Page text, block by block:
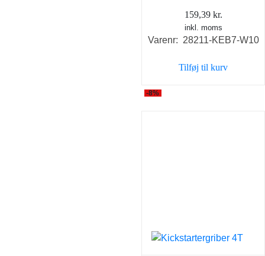
159,39 kr.
inkl. moms
Varenr: 28211-KEB7-W10
Tilføj til kurv
-8%